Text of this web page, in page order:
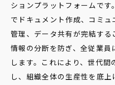
ションプラットフォームで
でドキュメント作成、コミ
管理、データ共有が完結する
情報の分断を防ぎ、全従業
します。これにより、世代
し、組織全体の生産性を底